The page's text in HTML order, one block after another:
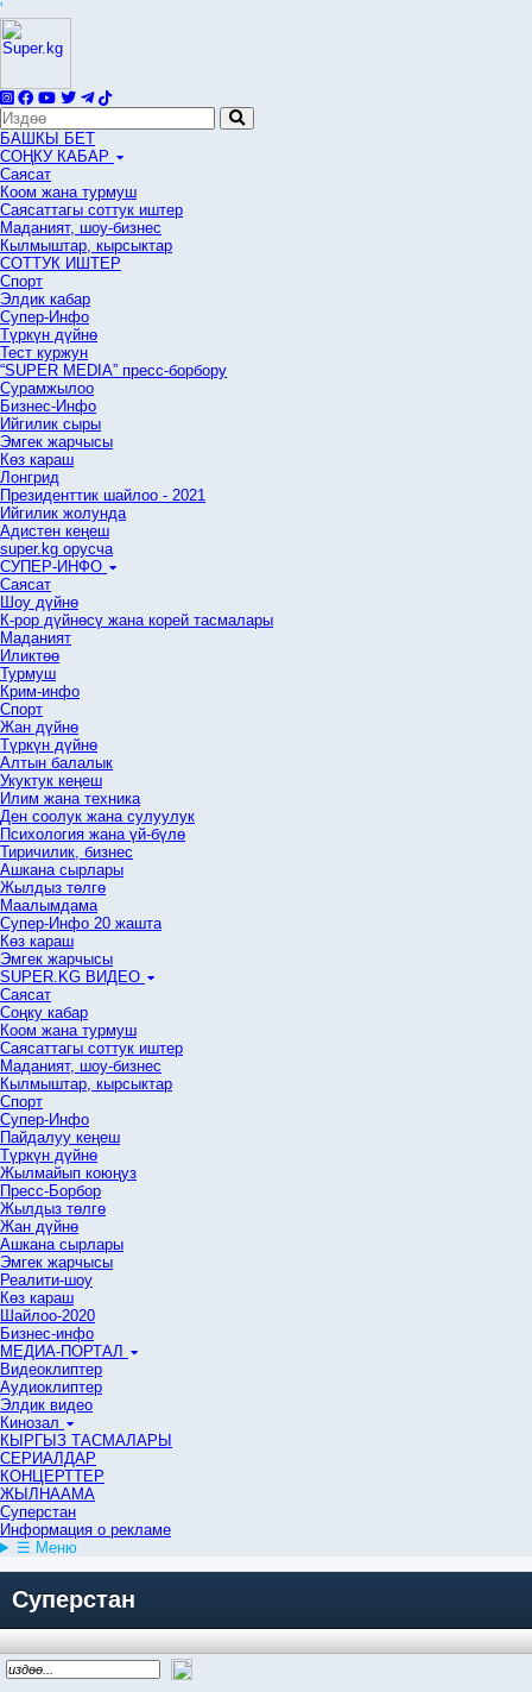
'
БАШКЫ БЕТ
СОҢКУ КАБАР
Саясат
Коом жана турмуш
Саясаттагы соттук иштер
Маданият, шоу-бизнес
Кылмыштар, кырсыктар
СОТТУК ИШТЕР
Спорт
Элдик кабар
Супер-Инфо
Түркүн дүйнө
Тест куржун
“SUPER MEDIA” пресс-борбору
Сурамжылоо
Бизнес-Инфо
Ийгилик сыры
Эмгек жарчысы
Көз караш
Лонгрид
Президенттик шайлоо - 2021
Ийгилик жолунда
Адистен кеңеш
super.kg орусча
СУПЕР-ИНФО
Саясат
Шоу дүйнө
К-рор дүйнөсү жана корей тасмалары
Маданият
Иликтөө
Турмуш
Крим-инфо
Спорт
Жан дүйнө
Түркүн дүйнө
Алтын балалык
Укуктук кеӊеш
Илим жана техника
Ден соолук жана сулуулук
Психология жана үй-бүлө
Тиричилик, бизнес
Ашкана сырлары
Жылдыз төлгө
Маалымдама
Супер-Инфо 20 жашта
Көз караш
Эмгек жарчысы
SUPER.KG ВИДЕО
Саясат
Cоңку кабар
Коом жана турмуш
Саясаттагы соттук иштер
Маданият, шоу-бизнес
Кылмыштар, кырсыктар
Спорт
Супер-Инфо
Пайдалуу кеңеш
Түркүн дүйнө
Жылмайып коюңуз
Пресс-Борбор
Жылдыз төлгө
Жан дүйнө
Ашкана сырлары
Эмгек жарчысы
Реалити-шоу
Көз караш
Шайлоо-2020
Бизнес-инфо
МЕДИА-ПОРТАЛ
Видеоклиптер
Аудиоклиптер
Элдик видео
Кинозал
КЫРГЫЗ ТАСМАЛАРЫ
СЕРИАЛДАР
КОНЦЕРТТЕР
ЖЫЛНААМА
Суперстан
Информация о рекламе
☰ Меню
Суперстан